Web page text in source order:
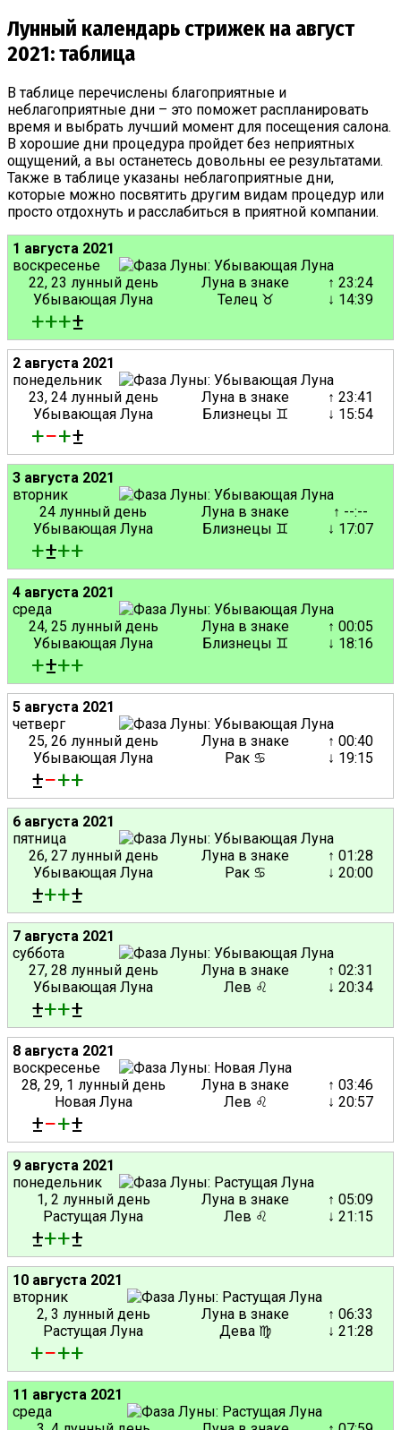
Лунный календарь стрижек на август
2021: таблица
В таблице перечислены благоприятные и
неблагоприятные дни – это поможет распланировать
время и выбрать лучший момент для посещения салона.
В хорошие дни процедура пройдет без неприятных
ощущений, а вы останетесь довольны ее результатами.
Также в таблице указаны неблагоприятные дни,
которые можно посвятить другим видам процедур или
просто отдохнуть и расслабиться в приятной компании.
1 августа 2021
воскресенье
22, 23 лунный день
Убывающая Луна
Луна в знаке
Телец ♉
↑ 23:24
↓ 14:39
+++±
2 августа 2021
понедельник
23, 24 лунный день
Убывающая Луна
Луна в знаке
Близнецы ♊
↑ 23:41
↓ 15:54
+−+±
3 августа 2021
вторник
24 лунный день
Убывающая Луна
Луна в знаке
Близнецы ♊
↑ --:--
↓ 17:07
+±++
4 августа 2021
среда
24, 25 лунный день
Убывающая Луна
Луна в знаке
Близнецы ♊
↑ 00:05
↓ 18:16
+±++
5 августа 2021
четверг
25, 26 лунный день
Убывающая Луна
Луна в знаке
Рак ♋
↑ 00:40
↓ 19:15
±−++
6 августа 2021
пятница
26, 27 лунный день
Убывающая Луна
Луна в знаке
Рак ♋
↑ 01:28
↓ 20:00
±++±
7 августа 2021
суббота
27, 28 лунный день
Убывающая Луна
Луна в знаке
Лев ♌
↑ 02:31
↓ 20:34
±++±
8 августа 2021
воскресенье
28, 29, 1 лунный день
Новая Луна
Луна в знаке
Лев ♌
↑ 03:46
↓ 20:57
±−+±
9 августа 2021
понедельник
1, 2 лунный день
Растущая Луна
Луна в знаке
Лев ♌
↑ 05:09
↓ 21:15
±++±
10 августа 2021
вторник
2, 3 лунный день
Растущая Луна
Луна в знаке
Дева ♍
↑ 06:33
↓ 21:28
+−++
11 августа 2021
среда